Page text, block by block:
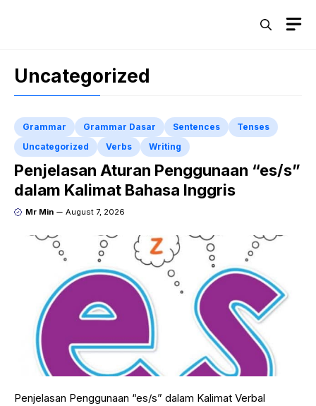
Uncategorized
Grammar Grammar Dasar Sentences
Tenses
Uncategorized
Verbs Writing
Penjelasan Aturan Penggunaan “es/s”
dalam Kalimat Bahasa Inggris
Mr Min August 7, 2026
Penjelasan Penggunaan “es/s” dalam Kalimat Verbal